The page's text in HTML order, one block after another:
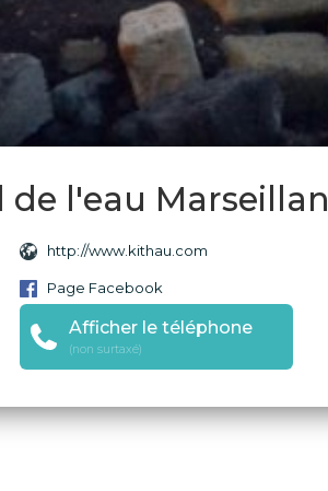
l'eau Marseillan
http://www.kithau.com
Page Facebook
Afficher le téléphone
(non surtaxé)